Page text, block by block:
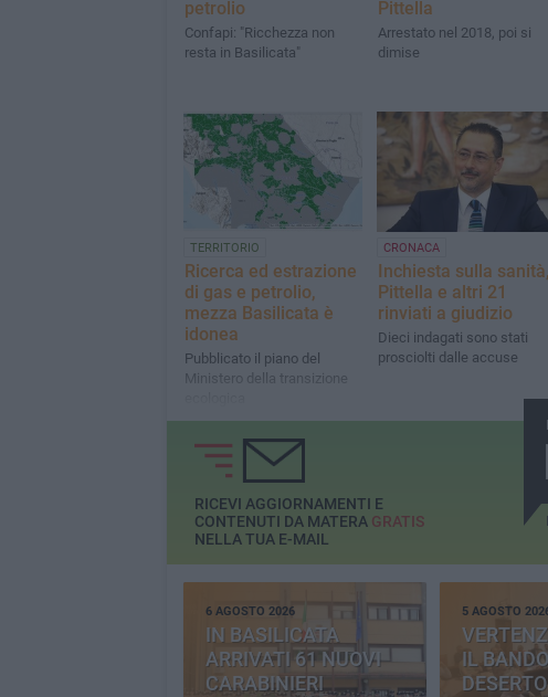
petrolio
Confapi: "Ricchezza non
resta in Basilicata"
Pittella
Arrestato nel 2018, poi si
dimise
TERRITORIO
Ricerca ed estrazione
di gas e petrolio,
mezza Basilicata è
idonea
Pubblicato il piano del
Ministero della transizione
CRONACA
Inchiesta sulla sanità,
Pittella e altri 21
rinviati a giudizio
Dieci indagati sono stati
prosciolti dalle accuse
RICEVI AGGIORNAMENTI E
CONTENUTI DA MATERA GRATIS
NELLA TUA E-MAIL
6 AGOSTO 2026
IN BASILICATA
ARRIVATI 61 NUOVI
CARABINIERI
5 AGOSTO
IL
DESERTO